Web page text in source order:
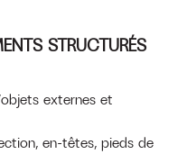
STRUCTURÉS
externes et
en-têtes, pieds de